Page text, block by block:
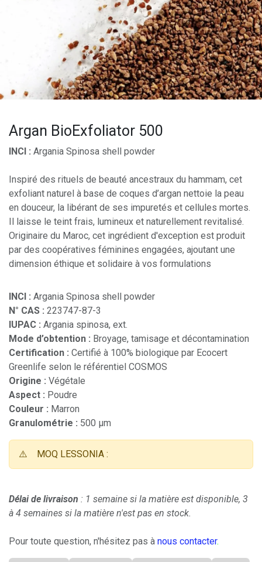
Argan BioExfoliator 500
INCI : Argania Spinosa shell powder
Inspiré des rituels de beauté ancestraux du hammam, cet
exfoliant naturel à base de coques d’argan nettoie la peau
en douceur, la libérant de ses impuretés et cellules mortes.
Il laisse le teint frais, lumineux et naturellement revitalisé.
Originaire du Maroc, cet ingrédient d'exception est produit
par des coopératives féminines engagées, ajoutant une
dimension éthique et solidaire à vos formulations
INCI : Argania Spinosa shell powder
N° CAS : 223747-87-3
IUPAC : Argania spinosa, ext.
Mode d’obtention : Broyage, tamisage et décontamination
Certification : Certifié à 100% biologique par Ecocert
Greenlife selon le référentiel COSMOS
Origine : Végétale
Aspect : Poudre
Couleur : Marron
Granulométrie : 500 µm
⚠️ MOQ LESSONIA :
Délai de livraison : 1 semaine si la matière est disponible, 3
à 4 semaines si la matière n'est pas en stock.
Pour toute question, n'hésitez pas à nous contacter.